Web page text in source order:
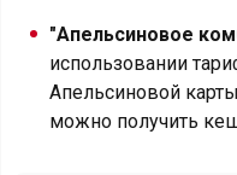
"Апельсиновое
использовании
Апельсиновой
можно получить